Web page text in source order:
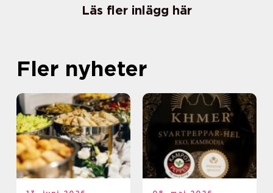
Läs fler inlägg här
Fler nyheter